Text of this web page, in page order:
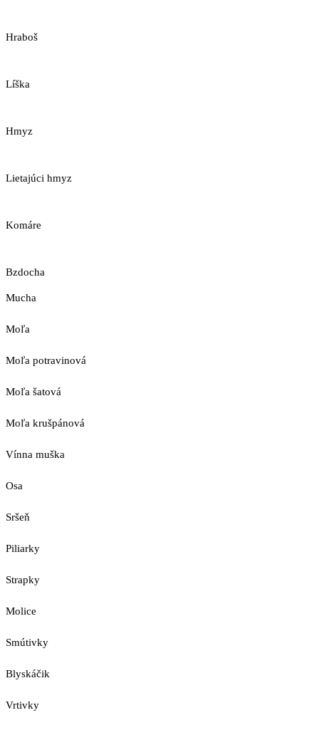
Hraboš
Líška
Hmyz
Lietajúci hmyz
Komáre
Bzdocha
Mucha
Moľa
Moľa potravinová
Moľa šatová
Moľa krušpánová
Vínna muška
Osa
Sršeň
Piliarky
Strapky
Molice
Smútivky
Blyskáčik
Vrtivky